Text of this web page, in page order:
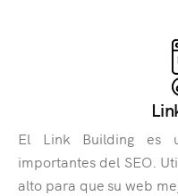
El Link Building es
importantes del SEO.
alto para que su web